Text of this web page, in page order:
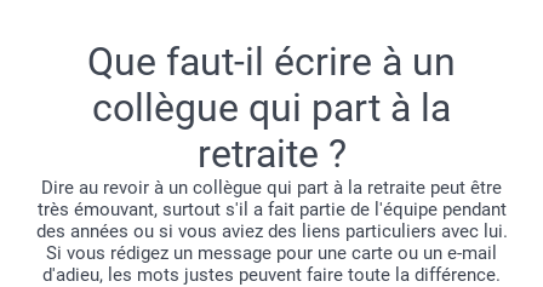
à tout le monde qu'il est temps de vous fêter (et d'échapper
aux réunions matinales). Jetez un coup d'œil à notre large
gamme d'invitations et choisissez celle qui vous convient
Que faut-il écrire à un
collègue qui part à la
retraite ?
Dire au revoir à un collègue qui part à la retraite peut être
très émouvant, surtout s'il a fait partie de l'équipe pendant
des années ou si vous aviez des liens particuliers avec lui.
Si vous rédigez un message pour une carte ou un e-mail
d'adieu, les mots justes peuvent faire toute la différence.